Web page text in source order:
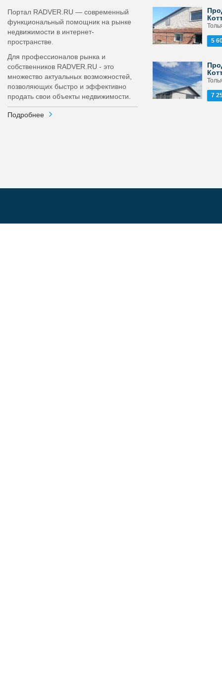
Портал RADVER.RU — современный
функциональный помощник на рынке
недвижимости в интернет-
пространстве.
Для профессионалов рынка и
собственников RADVER.RU - это
множество актуальных возможностей,
позволяющих быстро и эффективно
продать свои объекты недвижимости.
Подробнее
5
7